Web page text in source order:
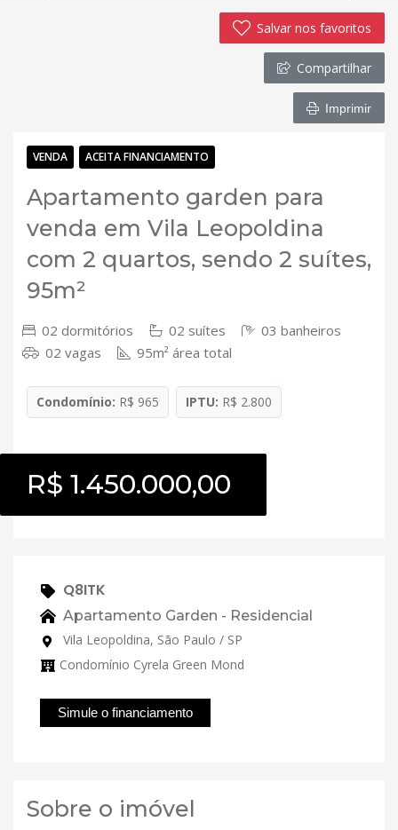
Salvar nos favoritos
Compartilhar
Imprimir
VENDA ACEITA FINANCIAMENTO
Apartamento garden para
venda em Vila Leopoldina
com 2 quartos, sendo 2 suítes,
95m²
02 dormitórios 02 suítes
03 banheiros
02 vagas
95m² área total
Condomínio: R$ 965 IPTU: R$ 2.800
R$ 1.450.000,00
Q8ITK
Apartamento Garden - Residencial
Vila Leopoldina, São Paulo / SP
Condomínio Cyrela Green Mond
Simule o financiamento
Sobre o imóvel